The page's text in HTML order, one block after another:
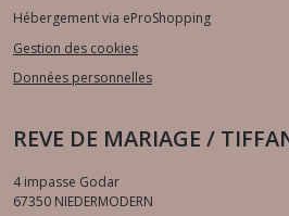
Hébergement via eProShopping
Gestion des cookies
Données personnelles
REVE DE MARIAGE /
4 impasse Godar
67350 NIEDERMODERN